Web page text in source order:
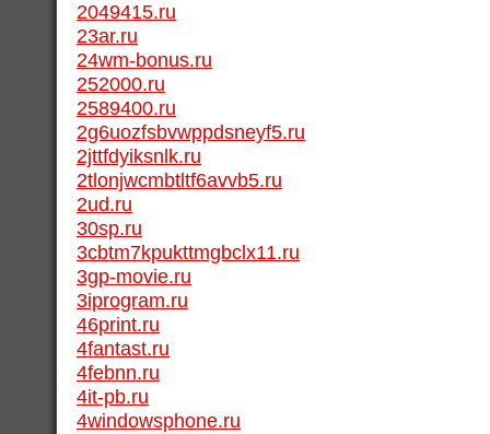
2049415.ru
23ar.ru
24wm-bonus.ru
252000.ru
2589400.ru
2g6uozfsbvwppdsneyf5.ru
2jttfdyiksnlk.ru
2tlonjwcmbtltf6avvb5.ru
2ud.ru
30sp.ru
3cbtm7kpukttmgbclx11.ru
3gp-movie.ru
3iprogram.ru
46print.ru
4fantast.ru
4febnn.ru
4it-pb.ru
4windowsphone.ru